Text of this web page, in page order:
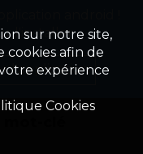
clé
sur notre site,
cookies afin de
expérience
Cookies
l'installer.
l'application